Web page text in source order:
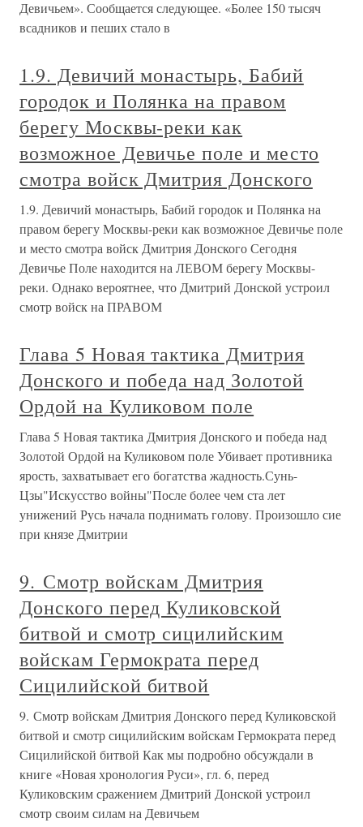
Девичьем». Сообщается следующее. «Более 150 тысяч
всадников и пеших стало в
1.9. Девичий монастырь, Бабий
городок и Полянка на правом
берегу Москвы-реки как
возможное Девичье поле и место
смотра войск Дмитрия Донского
1.9. Девичий монастырь, Бабий городок и Полянка на
правом берегу Москвы-реки как возможное Девичье поле
и место смотра войск Дмитрия Донского Сегодня
Девичье Поле находится на ЛЕВОМ берегу Москвы-
реки. Однако вероятнее, что Дмитрий Донской устроил
смотр войск на ПРАВОМ
Глава 5 Новая тактика Дмитрия
Донского и победа над Золотой
Ордой на Куликовом поле
Глава 5 Новая тактика Дмитрия Донского и победа над
Золотой Ордой на Куликовом поле Убивает противника
ярость, захватывает его богатства жадность.Сунь-
Цзы"Искусство войны"После более чем ста лет
унижений Русь начала поднимать голову. Произошло сие
при князе Дмитрии
9. Смотр войскам Дмитрия
Донского перед Куликовской
битвой и смотр сицилийским
войскам Гермократа перед
Сицилийской битвой
9. Смотр войскам Дмитрия Донского перед Куликовской
битвой и смотр сицилийским войскам Гермократа перед
Сицилийской битвой Как мы подробно обсуждали в
книге «Новая хронология Руси», гл. 6, перед
Куликовским сражением Дмитрий Донской устроил
смотр своим силам на Девичьем